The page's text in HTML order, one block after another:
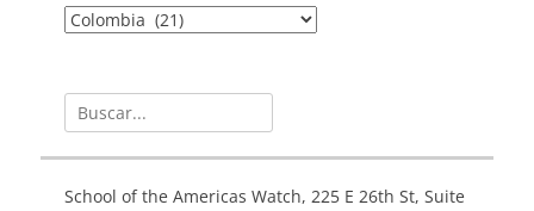
CATEGORIES
Buscar:
School of the Americas Watch, 225 E 26th St, Suite